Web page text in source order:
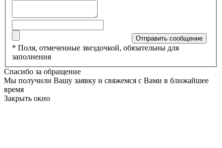
* Поля, отмеченные звездочкой, обязательны для
заполнения
Спасибо за обращение
Мы получили Вашу заявку и свяжемся с Вами в ближайшее
время
Закрыть окно